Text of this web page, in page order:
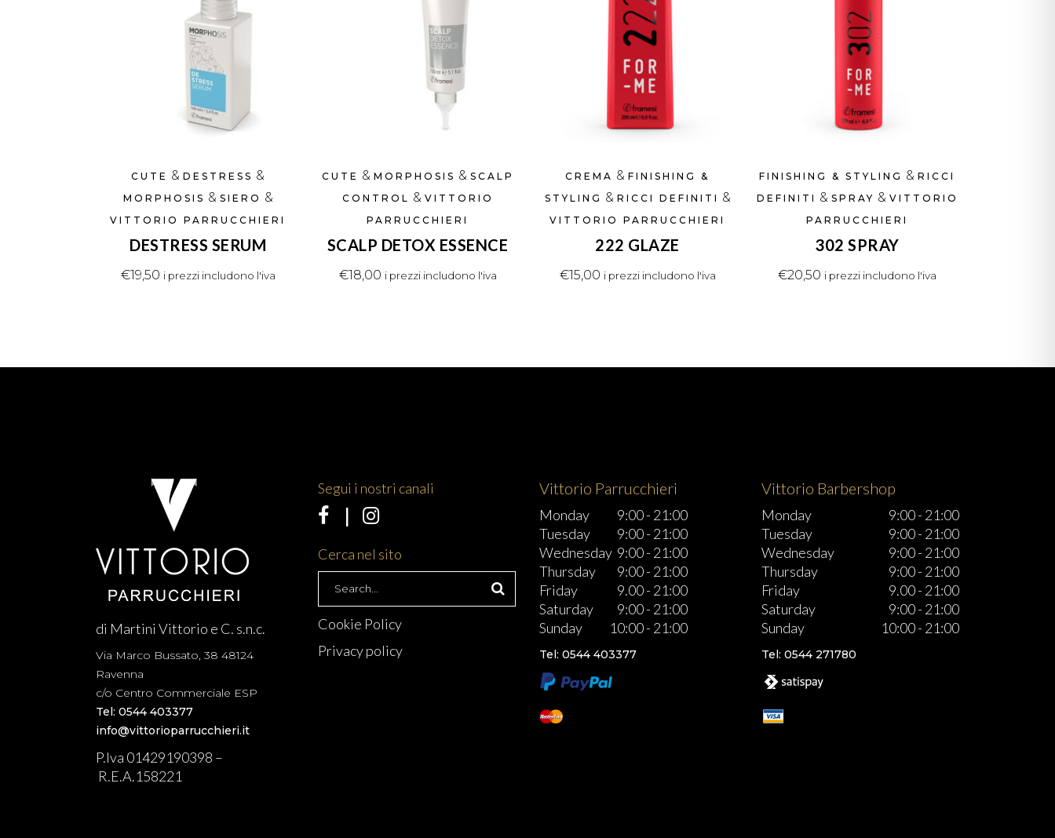
CUTE & DESTRESS &
MORPHOSIS & SIERO &
VITTORIO PARRUCCHIERI
DESTRESS SERUM
€19,50 i prezzi includono l'iva
CUTE & MORPHOSIS & SCALP
CONTROL & VITTORIO
PARRUCCHIERI
SCALP DETOX ESSENCE
€18,00 i prezzi includono l'iva
CREMA & FINISHING &
STYLING & RICCI DEFINITI &
VITTORIO PARRUCCHIERI
222 GLAZE
€15,00 i prezzi includono l'iva
FINISHING & STYLING & RICCI
DEFINITI & SPRAY & VITTORIO
PARRUCCHIERI
302 SPRAY
€20,50 i prezzi includono l'iva
di Martini Vittorio e C. s.n.c.
Via Marco Bussato, 38 48124
Ravenna
c/o Centro Commerciale ESP
Tel: 0544 403377
info@vittorioparrucchieri.it
P.Iva 01429190398 –
R.E.A.158221
Segui i nostri canali
Cerca nel sito
Cookie Policy
Privacy policy
Vittorio Parrucchieri
Monday 9:00- 21:00
Tuesday
9:00- 21:00
Wednesday 9:00- 21:00
Thursday
9:00- 21:00
Friday
9.00- 21:00
Saturday
9:00- 21:00
Sunday
10:00- 21:00
Tel: 0544 403377
Vittorio Barbershop
Monday 9:00 - 21:00
Tuesday
9:00 - 21:00
Wednesday
9:00 - 21:00
Thursday
9:00 - 21:00
Friday
9.00 - 21:00
Saturday
9:00 - 21:00
Sunday
10:00 - 21:00
Tel: 0544 271780